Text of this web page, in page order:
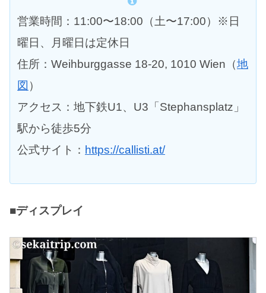
営業時間：11:00〜18:00（土〜17:00）※日
曜日、月曜日は定休日
住所：Weihburggasse 18-20, 1010 Wien（地
図 ）
アクセス：地下鉄U1、U3「Stephansplatz」
駅から徒歩5分
公式サイト： https://callisti.at/
■ディスプレイ